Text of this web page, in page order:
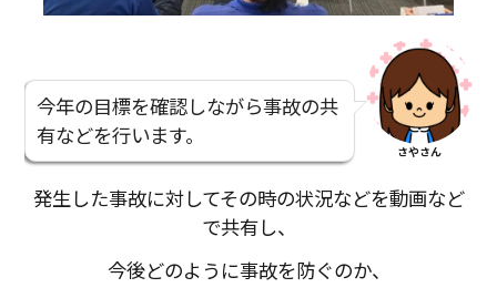
今年の目標を確認しながら事故の共
有などを行います。
さやさん
発生した事故に対してその時の状況などを動画など
で共有し、
今後どのように事故を防ぐのか、